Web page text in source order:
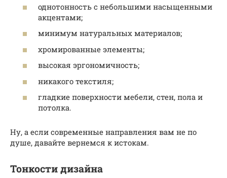
однотонность с небольшими насыщенными
акцентами;
минимум натуральных материалов;
хромированные элементы;
высокая эргономичность;
никакого текстиля;
гладкие поверхности мебели, стен, пола и
потолка.
Ну, а если современные направления вам не по
душе, давайте вернемся к истокам.
Тонкости дизайна